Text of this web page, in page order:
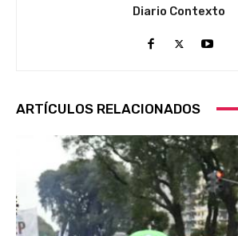
Diario Contexto
ARTÍCULOS RELACIONADOS